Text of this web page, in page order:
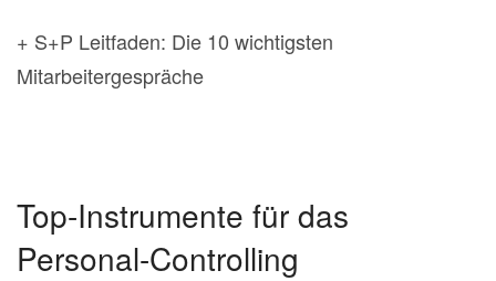
+ S+P Leitfaden: Die 10 wichtigsten
Mitarbeitergespräche
Top-Instrumente für das
Personal-Controlling